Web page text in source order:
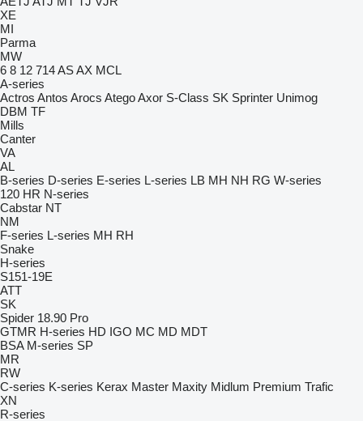
XE
MI
Parma
MW
6 8 12 714ASAX MCL
A-series
Actros Antos Arocs AtegoAxor S-Class SK Sprinter Unimog
DBM TF
Mills
Canter
VA
AL
B-series D-series E-series L-series LB MH NH RG W-series
120 HR N-series
Cabstar NT
NM
F-series L-series MH RH
Snake
H-series
S151-19E
ATT
SK
Spider 18.90 Pro
GTMR H-series HD IGO MC MD MDT
BSA M-series SP
MR
RW
C-series K-series Kerax Master Maxity Midlum Premium Trafic
XN
R-series